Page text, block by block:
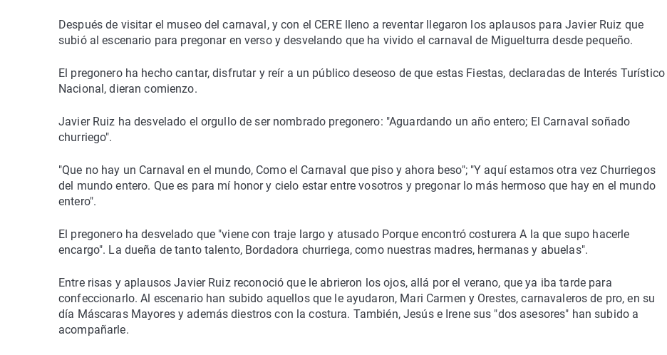
Después de visitar el museo del carnaval, y con el CERE lleno a reventar llegaron los aplausos para Javier Ruiz que
subió al escenario para pregonar en verso y desvelando que ha vivido el carnaval de Miguelturra desde pequeño.
El pregonero ha hecho cantar, disfrutar y reír a un público deseoso de que estas Fiestas, declaradas de Interés Turístico
Nacional, dieran comienzo.
Javier Ruiz ha desvelado el orgullo de ser nombrado pregonero: "Aguardando un año entero; El Carnaval soñado
churriego".
"Que no hay un Carnaval en el mundo, Como el Carnaval que piso y ahora beso"; "Y aquí estamos otra vez Churriegos
del mundo entero. Que es para mí honor y cielo estar entre vosotros y pregonar lo más hermoso que hay en el mundo
entero".
El pregonero ha desvelado que "viene con traje largo y atusado Porque encontró costurera A la que supo hacerle
encargo". La dueña de tanto talento, Bordadora churriega, como nuestras madres, hermanas y abuelas".
Entre risas y aplausos Javier Ruiz reconoció que le abrieron los ojos, allá por el verano, que ya iba tarde para
confeccionarlo. Al escenario han subido aquellos que le ayudaron, Mari Carmen y Orestes, carnavaleros de pro, en su
día Máscaras Mayores y además diestros con la costura. También, Jesús e Irene sus "dos asesores" han subido a
acompañarle.